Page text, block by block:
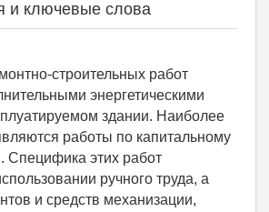
и ключевые слова
строительных работ
энергетическими
здании. Наиболее
работы по капитальному
Специфика этих работ
ручного труда, а
и средств механизации,